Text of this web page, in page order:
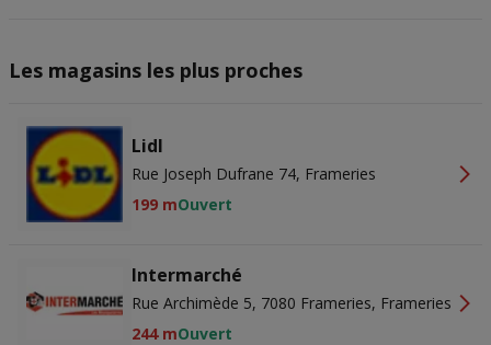
Les magasins les plus proches
Lidl
Rue Joseph Dufrane 74, Frameries
199 mOuvert
Intermarché
Rue Archimède 5, 7080 Frameries, Frameries
244 mOuvert